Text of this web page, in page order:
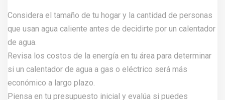
Considera el tamaño de tu hogar y la cantidad de personas
que usan agua caliente antes de decidirte por un calentador
de agua.
Revisa los costos de la energía en tu área para determinar
si un calentador de agua a gas o eléctrico será más
económico a largo plazo.
Piensa en tu presupuesto inicial y evalúa si puedes